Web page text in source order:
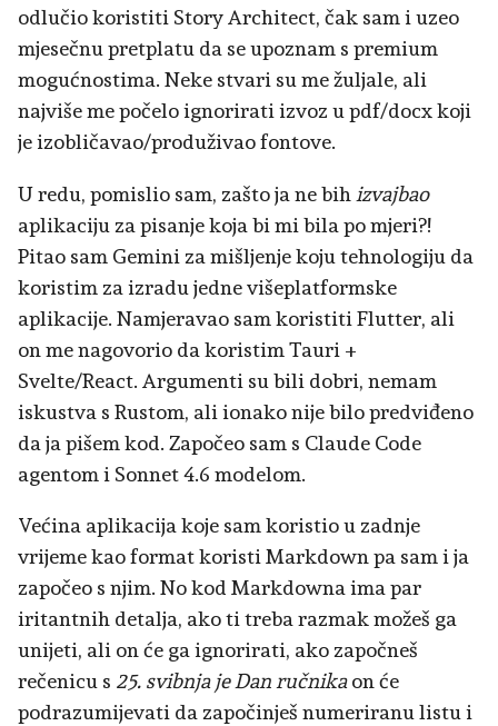
odlučio koristiti Story Architect, čak sam i uzeo
mjesečnu pretplatu da se upoznam s premium
mogućnostima. Neke stvari su me žuljale, ali
najviše me počelo ignorirati izvoz u pdf/docx koji
je izobličavao/produživao fontove.
U redu, pomislio sam, zašto ja ne bih izvajbao
aplikaciju za pisanje koja bi mi bila po mjeri?!
Pitao sam Gemini za mišljenje koju tehnologiju da
koristim za izradu jedne višeplatformske
aplikacije. Namjeravao sam koristiti Flutter, ali
on me nagovorio da koristim Tauri +
Svelte/React. Argumenti su bili dobri, nemam
iskustva s Rustom, ali ionako nije bilo predviđeno
da ja pišem kod. Započeo sam s Claude Code
agentom i Sonnet 4.6 modelom.
Većina aplikacija koje sam koristio u zadnje
vrijeme kao format koristi Markdown pa sam i ja
započeo s njim. No kod Markdowna ima par
iritantnih detalja, ako ti treba razmak možeš ga
unijeti, ali on će ga ignorirati, ako započneš
rečenicu s 25. svibnja je Dan ručnikaon će
podrazumijevati da započinješ numeriranu listu i